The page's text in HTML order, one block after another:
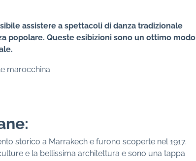
assistere a spettacoli di danza tradizionale
popolare. Queste esibizioni sono un ottimo modo
storico a Marrakech e furono scoperte nel 1917.
e la bellissima architettura e sono una tappa